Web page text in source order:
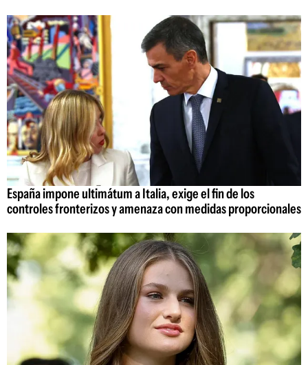
España impone ultimátum a Italia, exige el fin de los
controles fronterizos y amenaza con medidas proporcionales